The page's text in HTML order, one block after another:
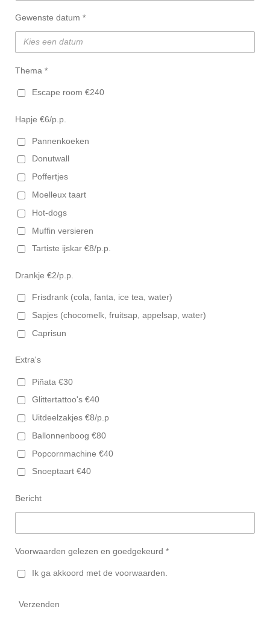
Gewenste datum *
Thema *
Escape room €240
Hapje €6/p.p.
Pannenkoeken
Donutwall
Poffertjes
Moelleux taart
Hot-dogs
Muffin versieren
Tartiste ijskar €8/p.p.
Drankje €2/p.p.
Frisdrank (cola, fanta, ice tea, water)
Sapjes (chocomelk, fruitsap, appelsap, water)
Caprisun
Extra's
Piñata €30
Glittertattoo's €40
Uitdeelzakjes €8/p.p
Ballonnenboog €80
Popcornmachine €40
Snoeptaart €40
Bericht
Voorwaarden gelezen en goedgekeurd *
Ik ga akkoord met de voorwaarden.
Verzenden